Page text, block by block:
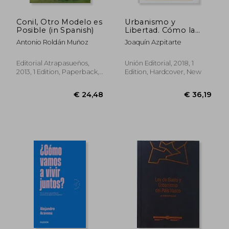
Conil, Otro Modelo es
Posible (in Spanish)
Antonio Roldán Muñoz
Editorial Atrapasueños,
2013, 1 Edition, Paperback,
Urbanismo y
Libertad. Cómo la
Legislación
Urbanística Afecta a la
Empresarialidad (in
Spanish)
Joaquín Azpitarte
Unión Editorial, 2018, 1
Edition, Hardcover, New